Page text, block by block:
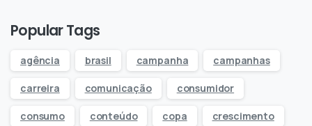
Popular Tags
agência brasil campanha campanhas
carreira comunicação consumidor
consumo conteúdo copa crescimento